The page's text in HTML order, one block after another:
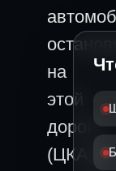
на
этой
дороге
(ЦКАД),